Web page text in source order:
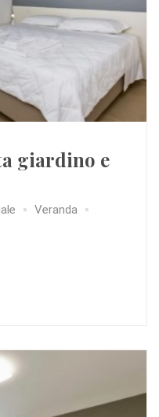
giardino e
Veranda